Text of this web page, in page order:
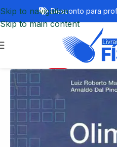
Skip to navigation
Skip to main content
Desconto para